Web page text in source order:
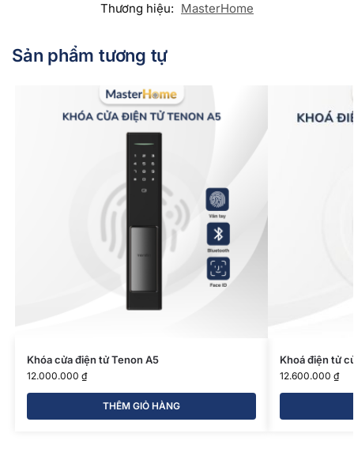
Thương hiệu: MasterHome
Sản phẩm tương tự
Khóa cửa điện tử Tenon A5
12.000.000 ₫
THÊM GIỎ HÀNG
Khoá điện tử
12.600.000 ₫